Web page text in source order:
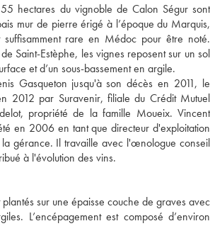
hectares du vignoble de Calon Ségur sont
mur de pierre érigé à l’époque du Marquis,
rare en Médoc pour être noté.
Saint-Estèphe, les vignes reposent sur un sol
et d’un sous-bassement en argile.
Gasqueton jusqu'à son décès en 2011, le
2012 par Suravenir, filiale du Crédit Mutuel
propriété de la famille Moueix. Vincent
en 2006 en tant que directeur d'exploitation
gérance. Il travaille avec l'œnologue conseil
à l'évolution des vins.
sur une épaisse couche de graves avec
L’encépagement est composé d’environ